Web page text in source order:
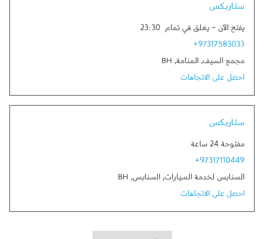
ستاربكس
يفتح الآن - يغلق في تمام 23:30
+97317583033
مجمع السيف, المنامة,
BH
احصل على الاتجاهات
ستاربكس
مفتوحة 24 ساعة
+97317110449
السنابس لخدمة السيارات, السنابس,
BH
احصل على الاتجاهات